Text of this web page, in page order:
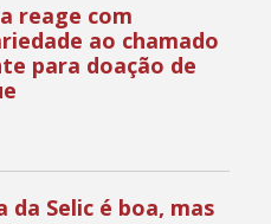
reage com
ao chamado
para doação de
da Selic é boa, mas